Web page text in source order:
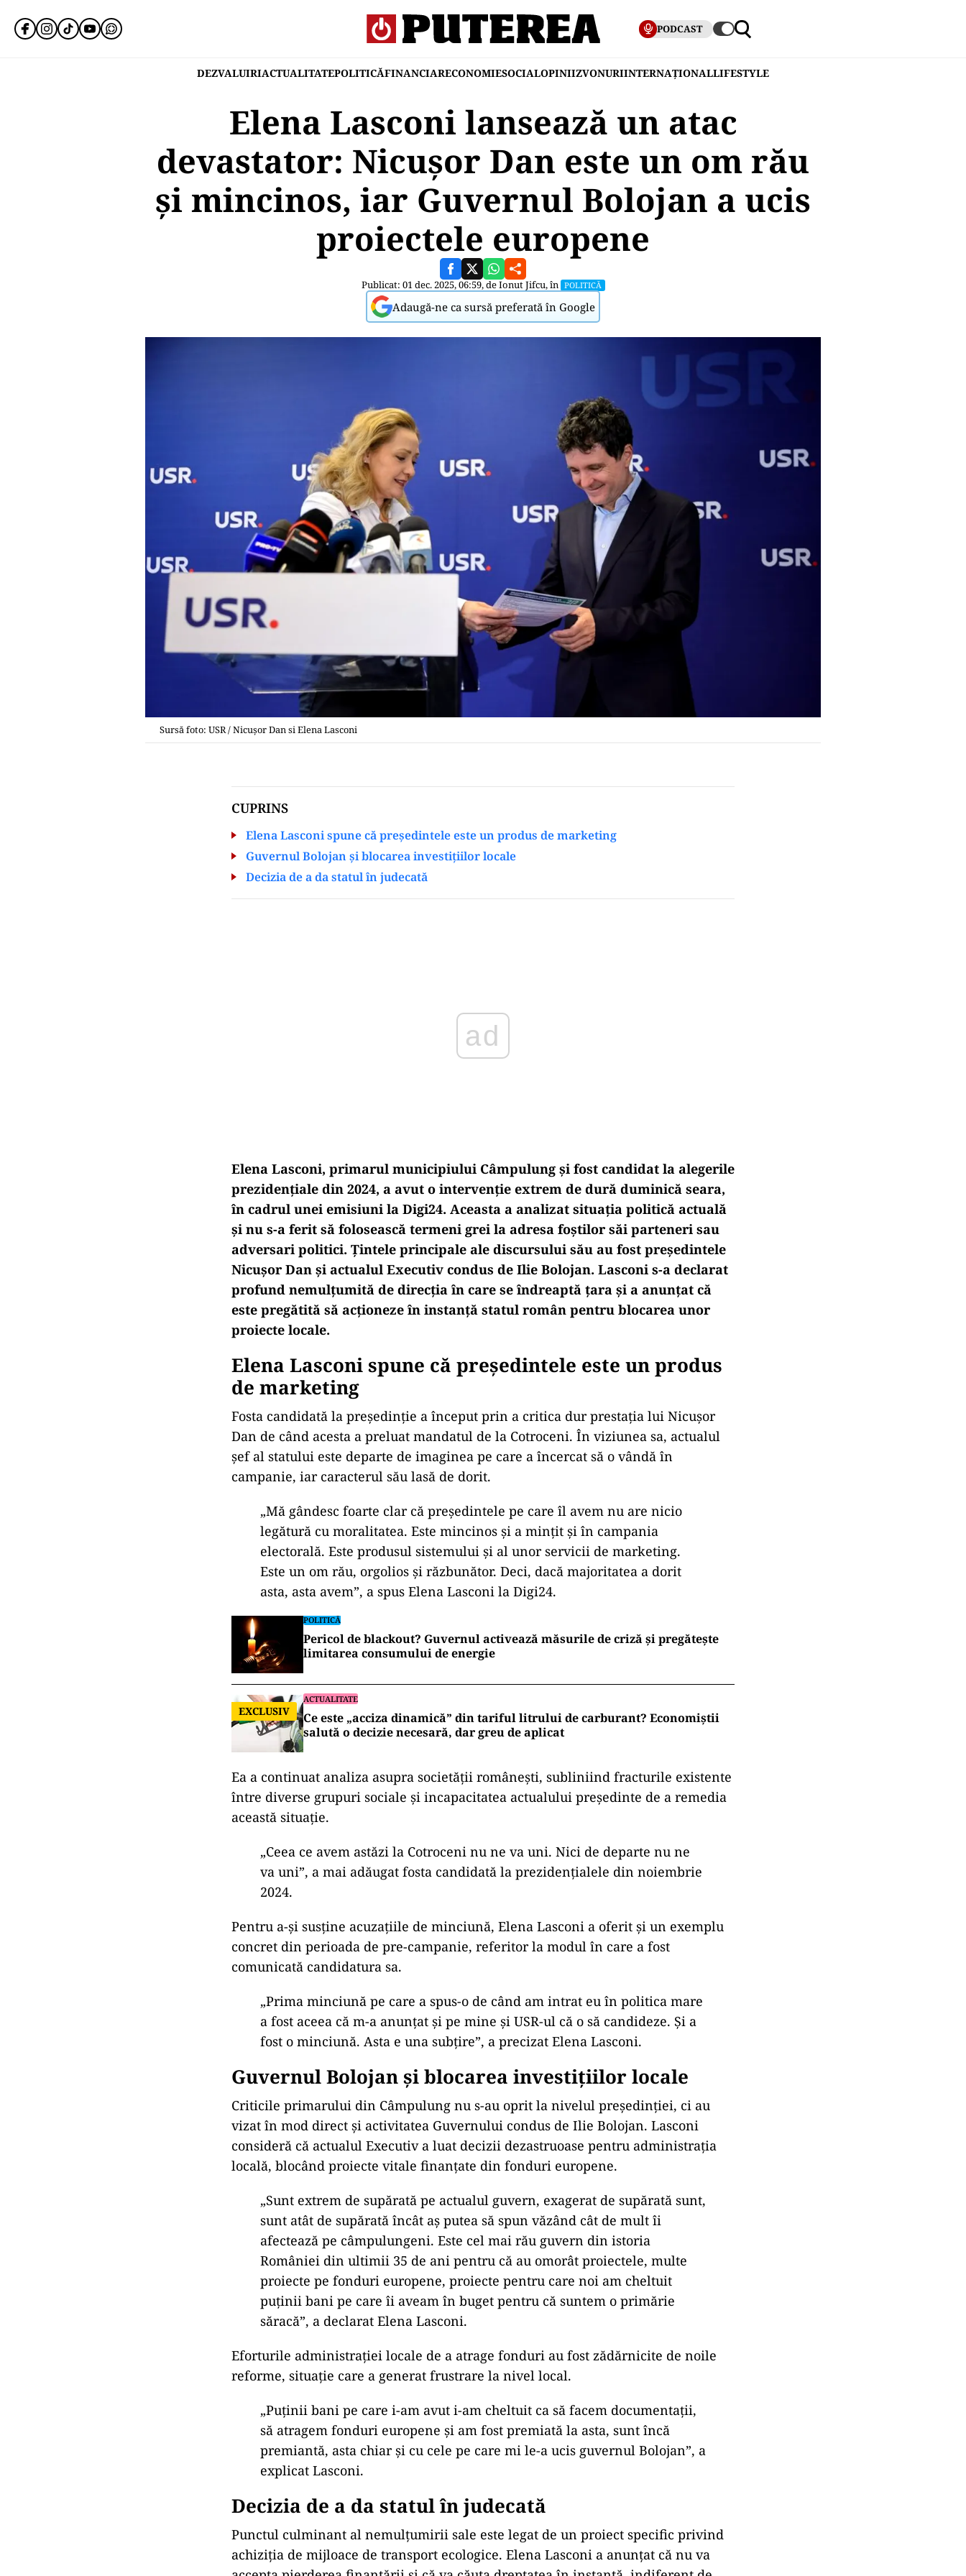
PODCAST
DEZVALUIRIACTUALITATEPOLITICĂFINANCIARECONOMIESOCIALOPINIIZVONURIINTERNAȚIONALLIFESTYLE
Elena Lasconi lansează un atac
devastator: Nicușor Dan este un om rău
și mincinos, iar Guvernul Bolojan a ucis
proiectele europene
Publicat: 01 dec. 2025, 06:59, deIonut Jifcu, în POLITICĂ
Adaugă-ne ca sursă preferată în Google
Sursă foto: USR / Nicușor Dan si Elena Lasconi
CUPRINS
Elena Lasconi spune că președintele este un produs de marketing
Guvernul Bolojan și blocarea investițiilor locale
Decizia de a da statul în judecată
Elena Lasconi, primarul municipiului Câmpulung și fost candidat la alegerile
prezidențiale din 2024, a avut o intervenție extrem de dură duminică seara,
în cadrul unei emisiuni la Digi24. Aceasta a analizat situația politică actuală
și nu s-a ferit să folosească termeni grei la adresa foștilor săi parteneri sau
adversari politici. Țintele principale ale discursului său au fost președintele
Nicușor Dan și actualul Executiv condus de Ilie Bolojan. Lasconi s-a declarat
profund nemulțumită de direcția în care se îndreaptă țara și a anunțat că
este pregătită să acționeze în instanță statul român pentru blocarea unor
proiecte locale.
Elena Lasconi spune că președintele este un produs
de marketing
Fosta candidată la președinție a început prin a critica dur prestația lui Nicușor
Dan de când acesta a preluat mandatul de la Cotroceni. În viziunea sa, actualul
șef al statului este departe de imaginea pe care a încercat să o vândă în
campanie, iar caracterul său lasă de dorit.
„Mă gândesc foarte clar că președintele pe care îl avem nu are nicio
legătură cu moralitatea. Este mincinos și a mințit și în campania
electorală. Este produsul sistemului și al unor servicii de marketing.
Este un om rău, orgolios și răzbunător. Deci, dacă majoritatea a dorit
asta, asta avem”, a spus Elena Lasconi la Digi24.
POLITICĂ
Pericol de blackout? Guvernul activează măsurile de criză și pregătește
limitarea consumului de energie
EXCLUSIV
ACTUALITATE
Ce este „acciza dinamică” din tariful litrului de carburant? Economiștii
salută o decizie necesară, dar greu de aplicat
Ea a continuat analiza asupra societății românești, subliniind fracturile existente
între diverse grupuri sociale și incapacitatea actualului președinte de a remedia
această situație.
„Ceea ce avem astăzi la Cotroceni nu ne va uni. Nici de departe nu ne
va uni”, a mai adăugat fosta candidată la prezidențialele din noiembrie
2024.
Pentru a-și susține acuzațiile de minciună, Elena Lasconi a oferit și un exemplu
concret din perioada de pre-campanie, referitor la modul în care a fost
comunicată candidatura sa.
„Prima minciună pe care a spus-o de când am intrat eu în politica mare
a fost aceea că m-a anunțat și pe mine și USR-ul că o să candideze. Și a
fost o minciună. Asta e una subțire”, a precizat Elena Lasconi.
Guvernul Bolojan și blocarea investițiilor locale
Criticile primarului din Câmpulung nu s-au oprit la nivelul președinției, ci au
vizat în mod direct și activitatea Guvernului condus de Ilie Bolojan. Lasconi
consideră că actualul Executiv a luat decizii dezastruoase pentru administrația
locală, blocând proiecte vitale finanțate din fonduri europene.
„Sunt extrem de supărată pe actualul guvern, exagerat de supărată sunt,
sunt atât de supărată încât aș putea să spun văzând cât de mult îi
afectează pe câmpulungeni. Este cel mai rău guvern din istoria
României din ultimii 35 de ani pentru că au omorât proiectele, multe
proiecte pe fonduri europene, proiecte pentru care noi am cheltuit
puținii bani pe care îi aveam în buget pentru că suntem o primărie
săracă”, a declarat Elena Lasconi.
Eforturile administrației locale de a atrage fonduri au fost zădărnicite de noile
reforme, situație care a generat frustrare la nivel local.
„Puținii bani pe care i-am avut i-am cheltuit ca să facem documentații,
să atragem fonduri europene și am fost premiată la asta, sunt încă
premiantă, asta chiar și cu cele pe care mi le-a ucis guvernul Bolojan”, a
explicat Lasconi.
Decizia de a da statulîn judecată
Punctul culminant al nemulțumirii sale este legat de un proiect specific privind
achiziția de mijloace de transport ecologice. Elena Lasconi a anunțat că nu va